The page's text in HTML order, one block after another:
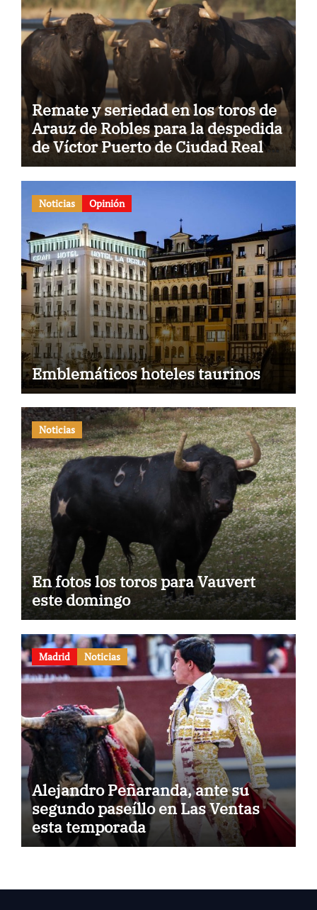
Remate y seriedad en los toros de
Arauz de Robles para la despedida
de Víctor Puerto de Ciudad Real y
el gran momento de Luque y
Navalón
Noticias Opinión
Emblemáticos hoteles taurinos
Noticias
En fotos los toros para Vauvert
este domingo
Madrid Noticias
Alejandro Peñaranda, ante su
segundo paseíllo en Las Ventas
esta temporada